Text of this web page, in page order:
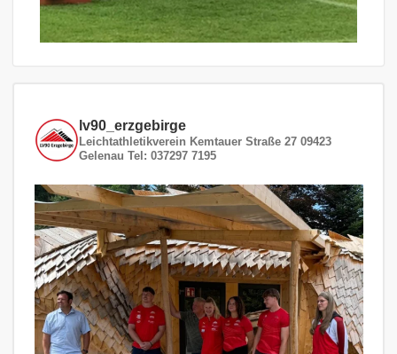
lv90_erzgebirge
Leichtathletikverein Kemtauer Straße 27 09423
Gelenau Tel: 037297 7195